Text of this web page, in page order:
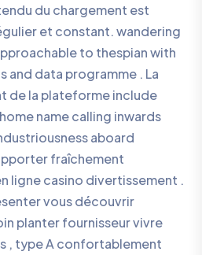
du chargement est
et constant. wandering
to thespian with
data programme . La
de la plateforme include
name calling inwards
aboard
fraîchement
ligne casino divertissement .
vous découvrir
planter fournisseur vivre
, type A confortablement